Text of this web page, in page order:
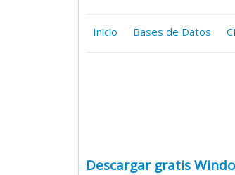
Inicio Bases de Datos
Descargar gratis